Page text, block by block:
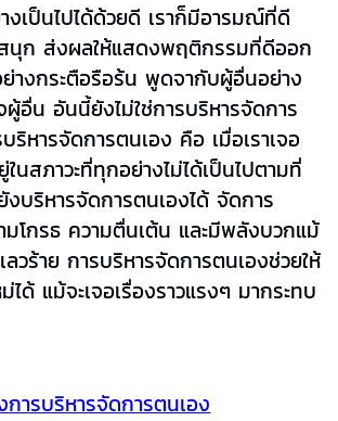
งเป็นไปได้ด้วยดี เราก็มีอารมณ์ที่ดี
นุก ส่งผลให้แสดงพฤติกรรมที่ดีออก
างกระตือรือร้น พูดจากับผู้อื่นอย่าง
ผู้อื่น อันนี้ยังไม่ใช่การบริหารจัดการ
ริหารจัดการตนเอง คือ เมื่อเราเจอ
นสภาวะที่ทุกอย่างไม่ได้เป็นไปตามที่
งบริหารจัดการตนเองได้ จัดการ
มโกรธ ความตื่นเต้น และมีพลังบวกแม้
วร้าย การบริหารจัดการตนเองช่วยให้
ได้ แม้จะเจอเรื่องราวแรงๆ มากระทบ
ารบริหารจัดการตนเอง